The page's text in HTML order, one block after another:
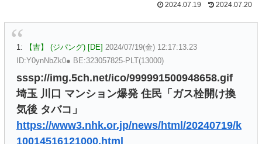
2024.07.19 2024.07.20
1: 【吉】 (ジパング) [DE] 2024/07/19(金) 12:17:13.23
ID:Y0ynNbZk0● BE:323057825-PLT(13000)
sssp://img.5ch.net/ico/999991500948658.gif
埼玉 川口 マンション爆発 住民「ガス栓開け換
気後 タバコ」
https://www3.nhk.or.jp/news/html/20240719/k
10014516121000.html